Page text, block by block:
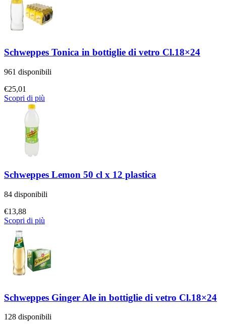
Schweppes Tonica in bottiglie di vetro Cl.18×24
961 disponibili
€25,01
Scopri di più
Schweppes Lemon 50 cl x 12 plastica
84 disponibili
€13,88
Scopri di più
Schweppes Ginger Ale in bottiglie di vetro Cl.18×24
128 disponibili